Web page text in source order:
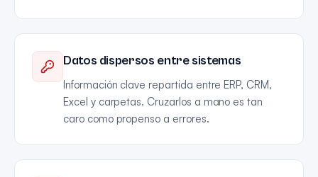
Datos dispersos entre sistemas
Información clave repartida entre ERP, CRM,
Excel y carpetas. Cruzarlos a mano es tan
caro como propenso a errores.